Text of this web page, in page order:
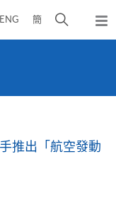
ENG 簡
開
彈
出
推出「航空發動